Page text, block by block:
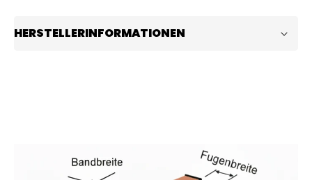
HERSTELLERINFORMATIONEN